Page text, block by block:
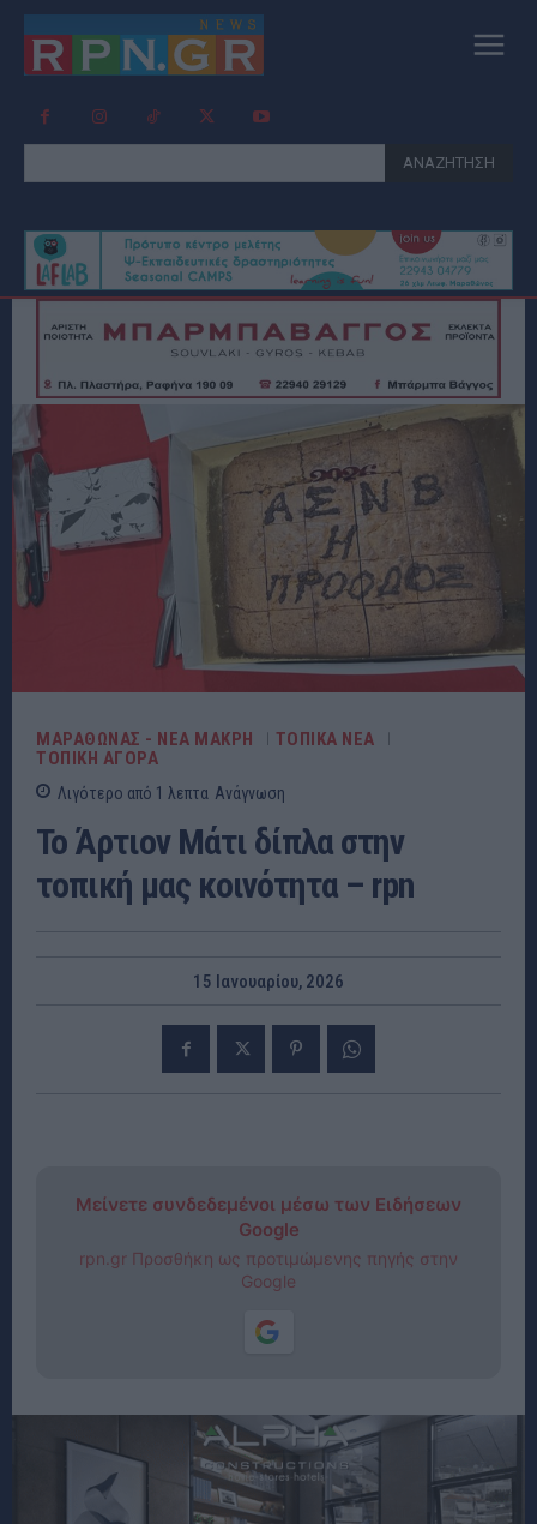
ΑΝΑΖΗΤΗΣΗ
ΜΑΡΑΘΩΝΑΣ - ΝΕΑ ΜΑΚΡΗ
ΤΟΠΙΚΑ ΝΕΑ
ΤΟΠΙΚΗ ΑΓΟΡΑ
Λιγότερο από 1 λεπτα Ανάγνωση
Το Άρτιον Μάτι δίπλα στην
τοπική μας κοινότητα – rpn
15 Ιανουαρίου, 2026
Μείνετε συνδεδεμένοι μέσω των Ειδήσεων
Google
rpn.gr Προσθήκη ως προτιμώμενης πηγής στην
Google